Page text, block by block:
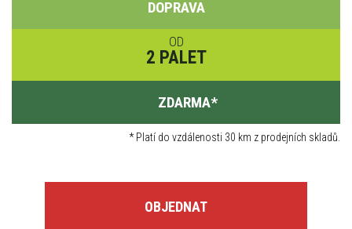
DOPRAVA
OD
2 PALET
ZDARMA*
*Platí do vzdálenosti 30 km z prodejních skladů.
OBJEDNAT